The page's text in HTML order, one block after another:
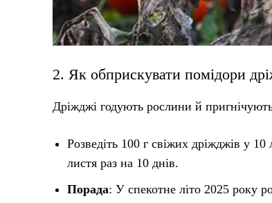
2. Як обприскувати помідори
Дріжджі годують рослини й
Розведіть 100 г свіжих дріжджів у
листя раз на 10 днів.
Порада: У спекотне літо 2025 року